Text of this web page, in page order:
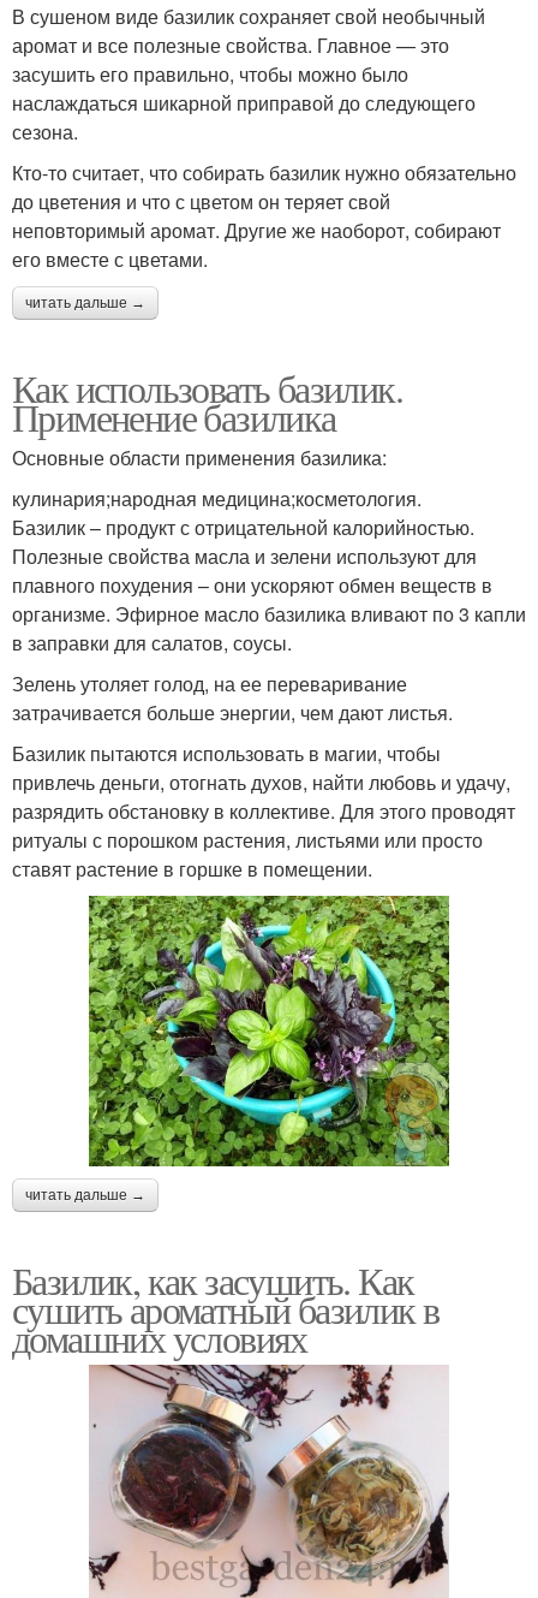
В сушеном виде базилик сохраняет свой необычный
аромат и все полезные свойства. Главное — это
засушить его правильно, чтобы можно было
наслаждаться шикарной приправой до следующего
сезона.
Кто-то считает, что собирать базилик нужно обязательно
до цветения и что с цветом он теряет свой
неповторимый аромат. Другие же наоборот, собирают
его вместе с цветами.
читать дальше →
Как использовать базилик.
Применение базилика
Основные области применения базилика:
кулинария;народная медицина;косметология.
Базилик – продукт с отрицательной калорийностью.
Полезные свойства масла и зелени используют для
плавного похудения – они ускоряют обмен веществ в
организме. Эфирное масло базилика вливают по 3 капли
в заправки для салатов, соусы.
Зелень утоляет голод, на ее переваривание
затрачивается больше энергии, чем дают листья.
Базилик пытаются использовать в магии, чтобы
привлечь деньги, отогнать духов, найти любовь и удачу,
разрядить обстановку в коллективе. Для этого проводят
ритуалы с порошком растения, листьями или просто
ставят растение в горшке в помещении.
читать дальше →
Базилик, как засушить. Как
сушить ароматный базилик в
домашних условиях